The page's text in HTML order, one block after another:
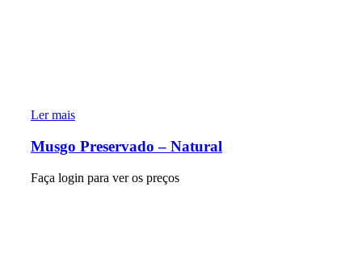
Ler mais
Musgo Preservado – Natural
Faça login para ver os preços